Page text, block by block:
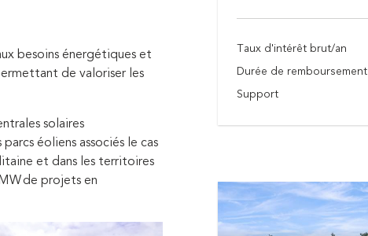
besoins énergétiques et
de valoriser les
solaires
éoliens associés le cas
et dans les territoires
de projets en
Taux d'intérêt brut/an
Durée de remboursement
Support